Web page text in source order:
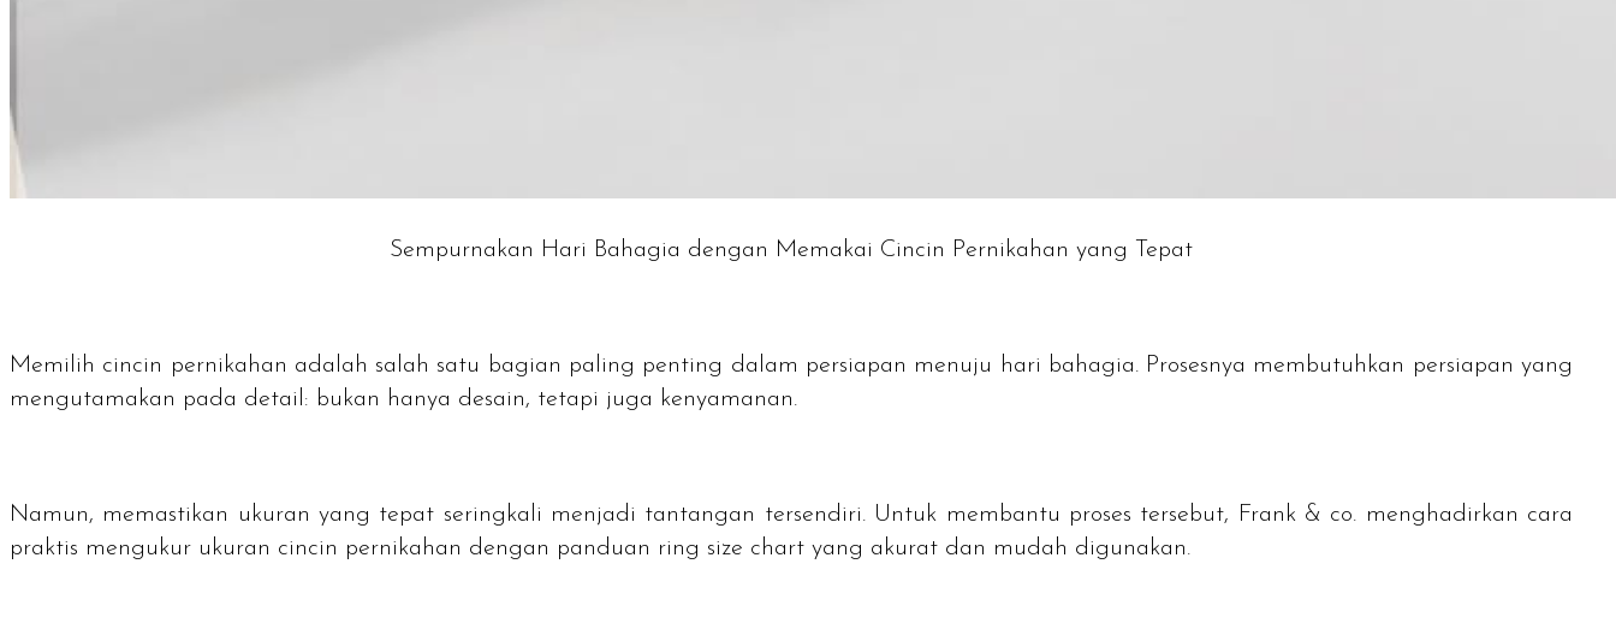
Sempurnakan Hari Bahagia dengan Memakai Cincin Pernikahan yang Tepat
Memilih cincin pernikahan adalah salah satu bagian paling penting dalam persiapan menuju hari bahagia. Prosesnya membutuhkan persiapan yang
mengutamakan pada detail: bukan hanya desain, tetapi juga kenyamanan.
Namun, memastikan ukuran yang tepat seringkali menjadi tantangan tersendiri. Untuk membantu proses tersebut, Frank & co. menghadirkan cara
praktis mengukur ukuran cincin pernikahan dengan panduan ring size chart yang akurat dan mudah digunakan.